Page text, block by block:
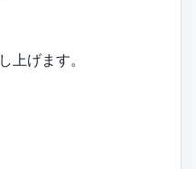
上げます。